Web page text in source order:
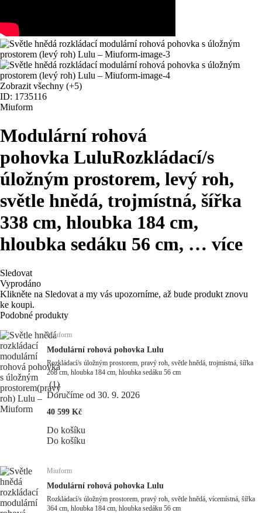
Zobrazit všechny (+5)
ID: 1735116
Miuform
Modulární rohová
pohovka LuluRozkládací/s
úložným prostorem, levý roh,
světle hnědá, trojmístná, šířka
338 cm, hloubka 184 cm,
hloubka sedáku 56 cm, … více
Sledovat
Vyprodáno
Klikněte na Sledovat a my vás upozorníme, až bude produkt znovu
ke koupi.
Podobné produkty
Miuform
Modulární rohová pohovka Lulu
Rozkládací/s úložným prostorem, pravý roh, světle hnědá, trojmístná, šířka
268 cm, hloubka 184 cm, hloubka sedáku 56 cm
(1)
Doručíme od 30. 9. 2026
40 599 Kč
Do košíku
Do košíku
Miuform
Modulární rohová pohovka Lulu
Rozkládací/s úložným prostorem, pravý roh, světle hnědá, vícemístná, šířka
364 cm, hloubka 184 cm, hloubka sedáku 56 cm